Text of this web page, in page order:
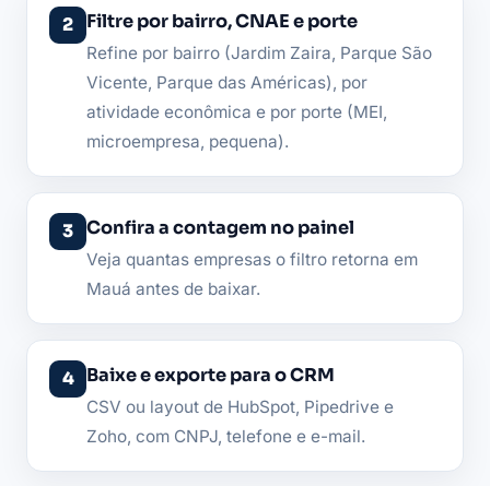
Filtre por bairro, CNAE e porte
Refine por bairro (Jardim Zaira, Parque São
Vicente, Parque das Américas), por
atividade econômica e por porte (MEI,
microempresa, pequena).
Confira a contagem no painel
Veja quantas empresas o filtro retorna em
Mauá antes de baixar.
Baixe e exporte para o CRM
CSV ou layout de HubSpot, Pipedrive e
Zoho, com CNPJ, telefone e e-mail.